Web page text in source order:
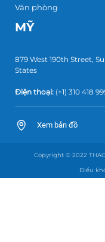
Văn phòng
MỸ
879 West 190th Street,
States
Điện thoại: (+1) 310 418
Xem bản đồ
Copyright © 2022
Điều